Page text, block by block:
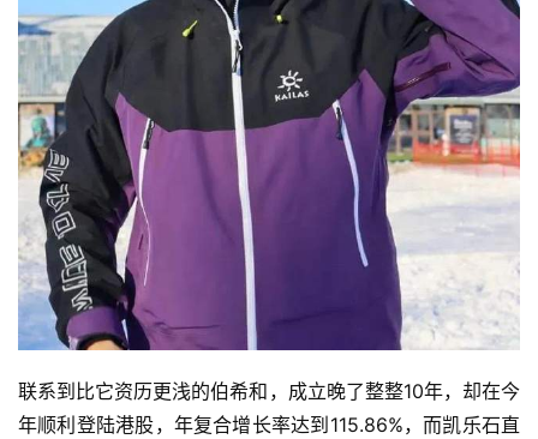
联系到比它资历更浅的伯希和，成立晚了整整10年，却在今
年顺利登陆港股，年复合增长率达到115.86%，而凯乐石直